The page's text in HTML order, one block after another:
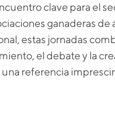
clave para el
ganaderas
estas jornadas
el debate y la
referencia